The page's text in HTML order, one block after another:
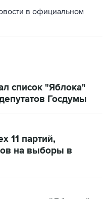
Госдумы
на выборы в